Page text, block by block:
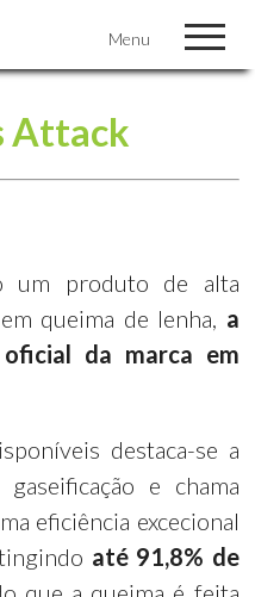
Menu
Attack
um produto de alta
queima de lenha, a
da marca em
destaca-se a
gaseificação e chama
eficiência excecional
até 91,8% de